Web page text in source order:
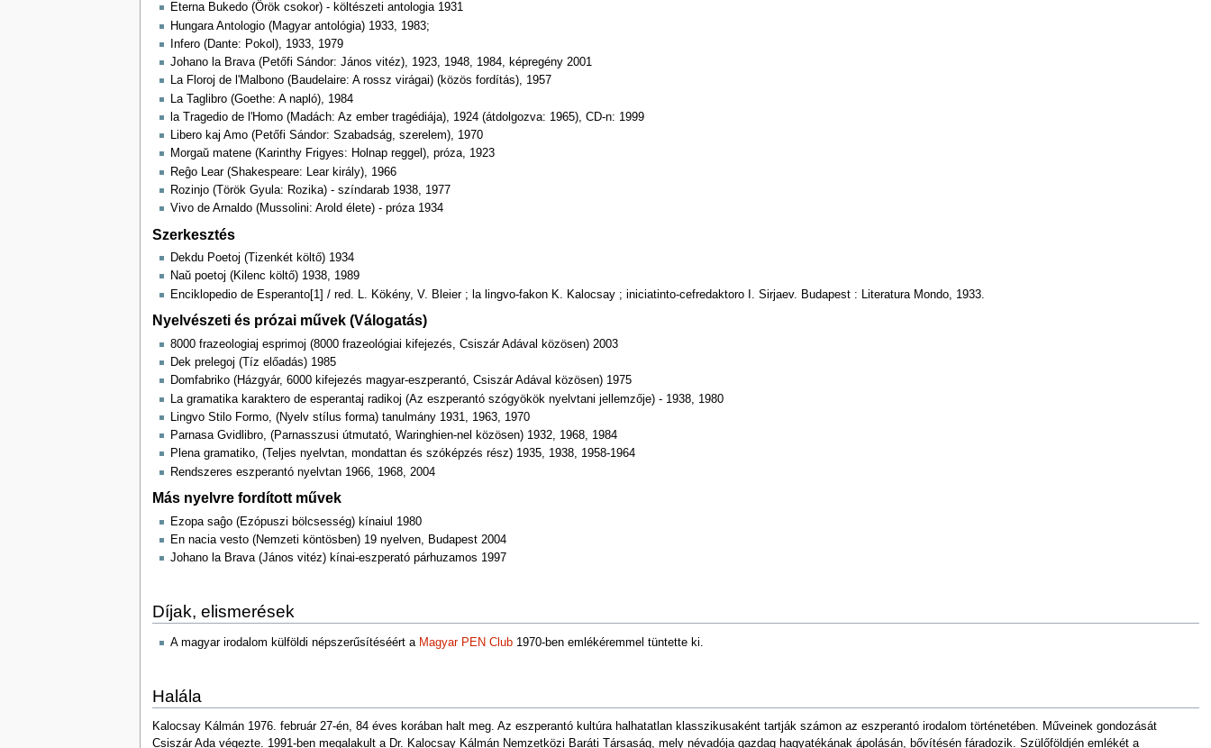
Eterna Bukedo (Örök csokor) - költészeti antologia 1931
Hungara Antologio (Magyar antológia) 1933, 1983;
Infero (Dante: Pokol), 1933, 1979
Johano la Brava (Petőfi Sándor: János vitéz), 1923, 1948, 1984, képregény 2001
La Floroj de l'Malbono (Baudelaire: A rossz virágai) (közös fordítás), 1957
La Taglibro (Goethe: A napló), 1984
la Tragedio de l'Homo (Madách: Az ember tragédiája), 1924 (átdolgozva: 1965), CD-n: 1999
Libero kaj Amo (Petőfi Sándor: Szabadság, szerelem), 1970
Morgaŭ matene (Karinthy Frigyes: Holnap reggel), próza, 1923
Reĝo Lear (Shakespeare: Lear király), 1966
Rozinjo (Török Gyula: Rozika) - színdarab 1938, 1977
Vivo de Arnaldo (Mussolini: Arold élete) - próza 1934
Szerkesztés
Dekdu Poetoj (Tizenkét költő) 1934
Naŭ poetoj (Kilenc költő) 1938, 1989
Enciklopedio de Esperanto[1] / red. L. Kökény, V. Bleier ; la lingvo-fakon K. Kalocsay ; iniciatinto-cefredaktoro I. Sirjaev. Budapest : Literatura Mondo, 1933.
Nyelvészeti és prózai művek (Válogatás)
8000 frazeologiaj esprimoj (8000 frazeológiai kifejezés, Csiszár Adával közösen) 2003
Dek prelegoj (Tíz előadás) 1985
Domfabriko (Házgyár, 6000 kifejezés magyar-eszperantó, Csiszár Adával közösen) 1975
La gramatika karaktero de esperantaj radikoj (Az eszperantó szógyökök nyelvtani jellemzője) - 1938, 1980
Lingvo Stilo Formo, (Nyelv stílus forma) tanulmány 1931, 1963, 1970
Parnasa Gvidlibro, (Parnasszusi útmutató, Waringhien-nel közösen) 1932, 1968, 1984
Plena gramatiko, (Teljes nyelvtan, mondattan és szóképzés rész) 1935, 1938, 1958-1964
Rendszeres eszperantó nyelvtan 1966, 1968, 2004
Más nyelvre fordított művek
Ezopa saĝo (Ezópuszi bölcsesség) kínaiul 1980
En nacia vesto (Nemzeti köntösben) 19 nyelven, Budapest 2004
Johano la Brava (János vitéz) kínai-eszperató párhuzamos 1997
Díjak, elismerések
A magyar irodalom külföldi népszerűsítéséért a Magyar PEN Club1970-ben emlékéremmel tüntette ki.
Halála
Kalocsay Kálmán 1976. február 27-én, 84 éves korában halt meg. Az eszperantó kultúra halhatatlan klasszikusaként tartják számon az eszperantó irodalom történetében. Műveinek gondozását
Csiszár Ada végezte. 1991-ben megalakult a Dr. Kalocsay Kálmán Nemzetközi Baráti Társaság, mely névadója gazdag hagyatékának ápolásán, bővítésén fáradozik. Szülőföldjén emlékét a